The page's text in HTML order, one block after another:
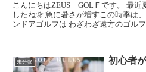
こんにちはZEUS GOLＦです。 最近
したね🌞 急に暑さが増すこの時季は
ンドアゴルフは わざわざ遠方のゴル
未分類 初心者